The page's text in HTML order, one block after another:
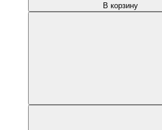
В корзину